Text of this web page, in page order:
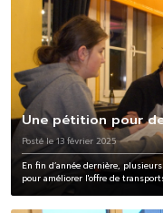
Une pétition pour
Posté le 13 février 2025
En fin d’année dernière,
pour améliorer l'offre de